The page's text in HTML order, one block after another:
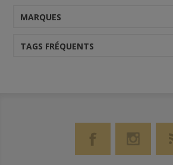
MARQUES
TAGS FRÉQUENTS